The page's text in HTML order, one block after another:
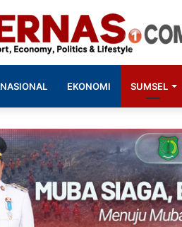
NASIONAL EKONOMI SUMSEL